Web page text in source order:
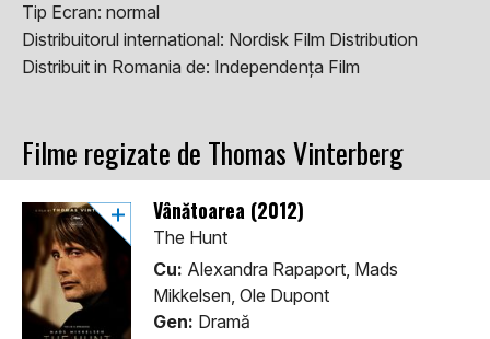
Tip Ecran: normal
Distribuitorul international: Nordisk Film Distribution
Distribuit in Romania de: Independența Film
Filme regizate de Thomas Vinterberg
Vânătoarea (2012)
The Hunt
Cu: Alexandra Rapaport, Mads
Mikkelsen, Ole Dupont
Gen: Dramă